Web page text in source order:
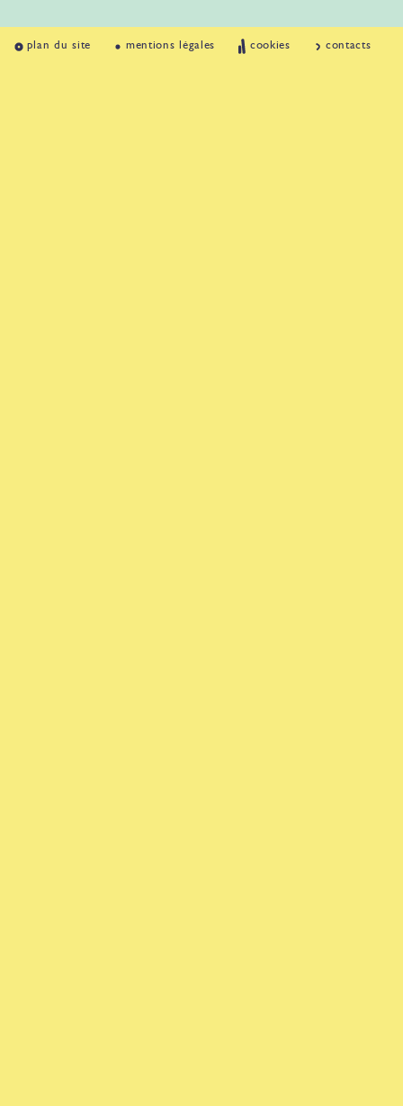
plan du site mentions légales cookies contacts